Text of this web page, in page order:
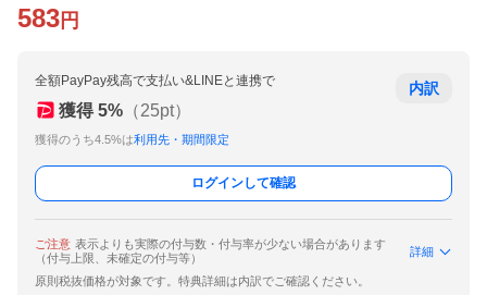
583 円
全額PayPay残高で支払い&LINEと連携で
獲得 5% （25pt）
獲得のうち4.5%は利用先・期間限定
内訳
ログインして確認
ご注意 表示よりも実際の付与数・付与率が少ない場合があります
（付与上限、未確定の付与等）
詳細
原則税抜価格が対象です。特典詳細は内訳でご確認ください。